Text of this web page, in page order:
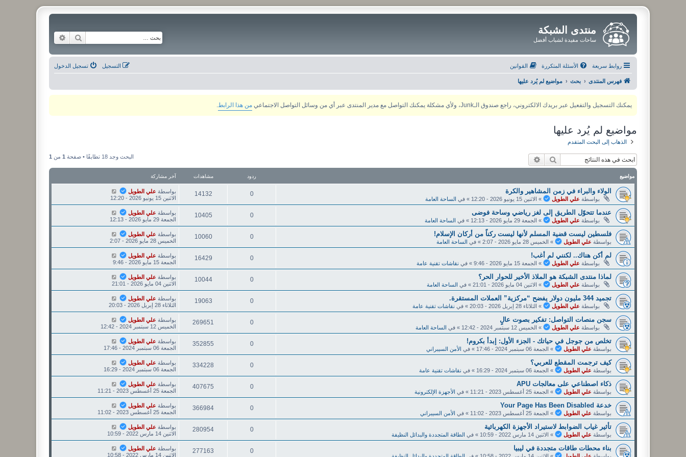
منتدى الشبكة
ساحات مفيدة لشباب أفضل بحث
روابط سريعة الأسئلة المتكررة القوانين تسجيل الدخول التسجيل
فهرس المنتدى بحث مواضيع لم يُرد عليها
يمكنك التسجيل والتفعيل عبر بريدك الالكتروني، راجع صندوق الـJunk، ولأي مشكلة يمكنك التواصل مع مدير المنتدى عبر أي من وسائل التواصل الاجتماعي من هذا الرابط
مواضيع لم يُرد عليها
الذهاب إلى البحث المتقدم
بحث البحث وجد 18 تطابقًا • صفحة 1 من 1
مواضيع ردود مشاهدات آخر مشاركة
الولاء والبراء في زمن المشاهير والكرة
بواسطة علي الطويل » الاثنين 15 يونيو 2026 - 12:20 » في الساحة العامة
0
14132 بواسطة علي الطويل
الاثنين 15 يونيو 2026 - 12:20
عندما تتحوّل الطريق إلى لغز رياضي وساحة فوضى
بواسطة علي الطويل » الجمعة 29 مايو 2026 - 12:13 » في الساحة العامة
0
10405 بواسطة علي الطويل
الجمعة 29 مايو 2026 - 12:13
فلسطين ليست قضية المسلم لأنها ليست ركناً من أركان الإسلام!
بواسطة علي الطويل » الخميس 28 مايو 2026 - 2:07 » في الساحة العامة
0
10060 بواسطة علي الطويل
الخميس 28 مايو 2026 - 2:07
لم أكن هناك.. لكنني لم أغب!
بواسطة علي الطويل » الجمعة 15 مايو 2026 - 9:46 » في نقاشات تقنية عامة
0
16429 بواسطة علي الطويل
الجمعة 15 مايو 2026 - 9:46
لماذا منتدى الشبكة هو الملاذ الأخير للحوار الحر؟
بواسطة علي الطويل » الاثنين 04 مايو 2026 - 21:01 » في الساحة العامة
0
10044 بواسطة علي الطويل
الاثنين 04 مايو 2026 - 21:01
تجميد 344 مليون دولار يفضح “مركزية” العملات المستقرة.
بواسطة علي الطويل » الثلاثاء 28 إبريل 2026 - 20:03 » في نقاشات تقنية عامة
0
19063 بواسطة علي الطويل
الثلاثاء 28 إبريل 2026 - 20:03
سجن منصات التواصل: تفكير بصوت عالٍ
بواسطة علي الطويل » الخميس 12 سبتمبر 2024 - 12:42 » في الساحة العامة
0
269651 بواسطة علي الطويل
الخميس 12 سبتمبر 2024 - 12:42
تخلص من جوجل في حياتك - الجزء الأول: إبدأ بكروم!
بواسطة علي الطويل » الجمعة 06 سبتمبر 2024 - 17:46 » في الأمن السيبراني
0
352855 بواسطة علي الطويل
الجمعة 06 سبتمبر 2024 - 17:46
كيف ترجمت المقطع للعربي؟
بواسطة علي الطويل » الجمعة 06 سبتمبر 2024 - 16:29 » في نقاشات تقنية عامة
0
334228 بواسطة علي الطويل
الجمعة 06 سبتمبر 2024 - 16:29
ذكاء اصطناعي على معالجات APU
بواسطة علي الطويل » الجمعة 25 أغسطس 2023 - 11:21 » في الأجهزة الإلكترونية
0
407675 بواسطة علي الطويل
الجمعة 25 أغسطس 2023 - 11:21
خدعة Y‌‌‌o‌‌‌u‌‌‌r‌‌‌ P‌‌‌a‌‌‌‌‌g‌‌‌‌e‌‌‌ H‌‌‌a‌‌‌‌s‌‌‌ B‌‌‌e‌‌‌e‌‌‌‌n‌‌‌ D‌‌‌i‌‌‌s‌‌‌a‌‌‌b‌‌‌l‌‌‌e‌‌‌d‌‌
بواسطة علي الطويل » الجمعة 25 أغسطس 2023 - 11:02 » في الأمن السيبراني
0
366984 بواسطة علي الطويل
الجمعة 25 أغسطس 2023 - 11:02
تأثير غياب الضوابط لاستيراد الأجهزة الكهربائية
بواسطة علي الطويل » الاثنين 14 مارس 2022 - 10:59 » في الطاقة المتجددة والبدائل النظيفة
0
280954 بواسطة علي الطويل
الاثنين 14 مارس 2022 - 10:59
بناء محطات طاقات متجددة في ليبيا 0
277163 بواسطة علي الطويل
الاثنين 14 مارس 2022 - 10:58